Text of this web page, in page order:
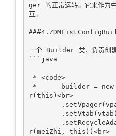
ger 的正常运转。它来作为
互。
一个 Builder 类，负责创
```java
r(this)<br>
r(meiZhi, this))<br>